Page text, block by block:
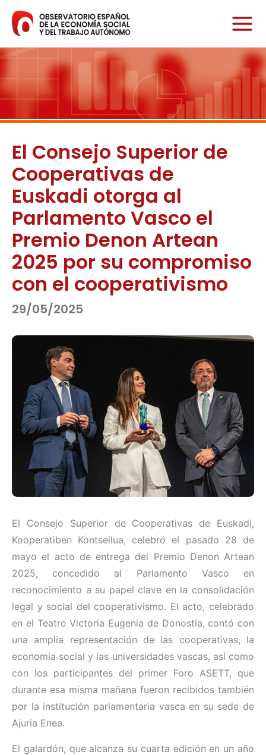
contenido
El Consejo Superior de
Cooperativas de
Euskadi otorga al
Parlamento Vasco el
Premio Denon Artean
2025 por su compromiso
con el cooperativismo
29/05/2025
El Consejo Superior de Cooperativas de Euskadi,
Kooperatiben Kontseilua, celebró el pasado 28 de
mayo el acto de entrega del Premio Denon Artean
2025, concedido al Parlamento Vasco en
reconocimiento a su papel clave en la consolidación
legal y social del cooperativismo. El acto, celebrado
en el Teatro Victoria Eugenia de Donostia, contó con
una amplia representación de las cooperativas, la
economía social y las universidades vascas, así como
con los participantes del primer Foro ASETT, que
durante esa misma mañana fueron recibidos también
por la institución parlamentaria vasca en su sede de
Ajuria Enea.
El galardón, que alcanza su cuarta edición en un año